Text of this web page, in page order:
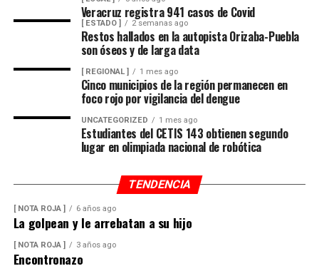
Veracruz registra 941 casos de Covid
[ ESTADO ] 2 semanas ago
Restos hallados en la autopista Orizaba-Puebla
son óseos y de larga data
[ REGIONAL ] 1 mes ago
Cinco municipios de la región permanecen en
foco rojo por vigilancia del dengue
UNCATEGORIZED 1 mes ago
Estudiantes del CETIS 143 obtienen segundo
lugar en olimpiada nacional de robótica
TENDENCIA
[ NOTA ROJA ] 6 años ago
La golpean y le arrebatan a su hijo
[ NOTA ROJA ] 3 años ago
Encontronazo